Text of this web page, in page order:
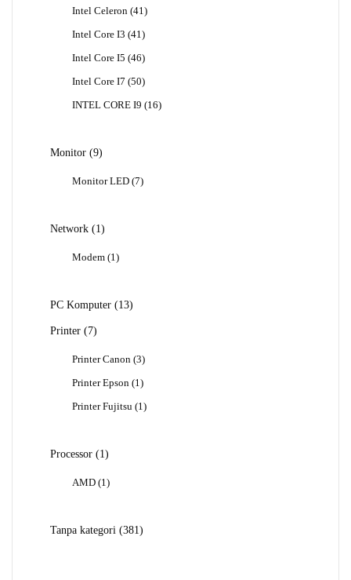
Intel Celeron 41 41
Intel Core I3 41 41
Intel Core I5 4646
Intel Core I7 5050
INTEL CORE I9
1616
Monitor 99
Monitor LED 77
Network 11
Modem 1 1
PC Komputer 1313
Printer
77
Printer Canon 33
Printer Epson
1 1
Printer Fujitsu
1 1
Processor 11
AMD 1 1
Tanpa kategori 381381